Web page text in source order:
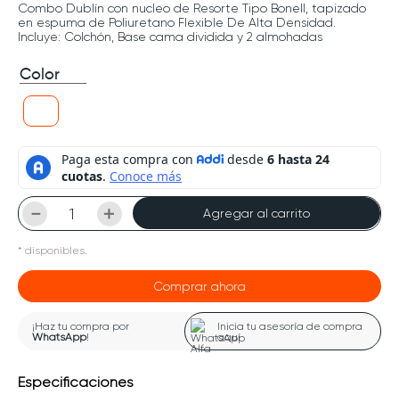
Combo Dublín con nucleo de Resorte Tipo Bonell, tapizado
en espuma de Poliuretano Flexible De Alta Densidad.
Incluye: Colchón, Base cama dividida y 2 almohadas
Color
＋
－ Agregar al carrito
* disponibles.
Comprar ahora
¡Haz tu compra por
WhatsApp!
Inicia tu asesoría de compra
aquí
Especificaciones